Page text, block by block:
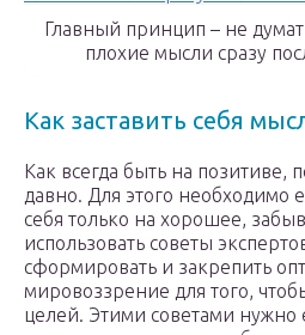
Главный принцип – не
плохие мысли сразу
Как заставить себя
Как всегда быть на позитиве,
давно. Для этого необходимо
себя только на хорошее,
использовать советы
сформировать и закрепить
мировоззрение для того,
целей. Этими советами нужно